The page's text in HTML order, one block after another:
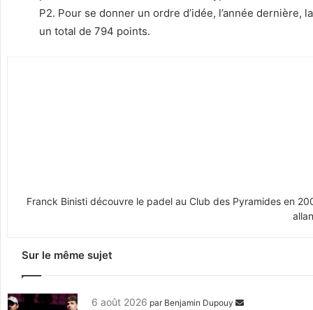
P2. Pour se donner un ordre d’idée, l’année
un total de 794 points.
Franck Binisti découvre le padel au Club des Pyramides en
Sur le même sujet
6 août 2026 par Benjamin Dupouy